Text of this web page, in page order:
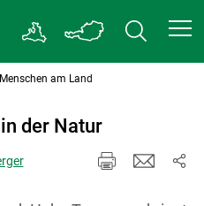
Menschen am Land
der Natur